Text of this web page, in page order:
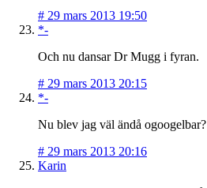
# 29 mars 2013 19:50
*-
Och nu dansar Dr Mugg i fyran.
# 29 mars 2013 20:15
*-
Nu blev jag väl ändå ogoogelbar?
# 29 mars 2013 20:16
Karin